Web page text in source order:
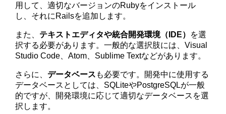
用して、適切なバージョンのRubyをインストール
し、それにRailsを追加します。
また、 テキストエディタや統合開発環境（IDE） を選
択する必要があります。一般的な選択肢には、Visual
Studio Code、Atom、Sublime Textなどがあります。
さらに、データベース も必要です。開発中に使用する
データベースとしては、SQLiteやPostgreSQLが一般
的ですが、開発環境に応じて適切なデータベースを選
択します。